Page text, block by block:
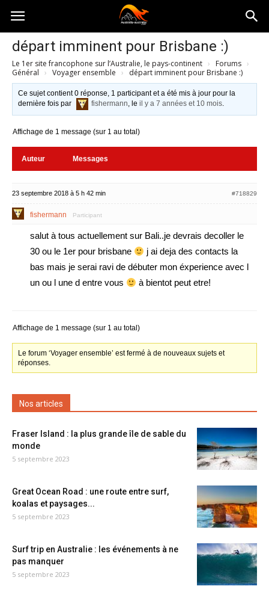
Australia-
australie.com
départ imminent pour Brisbane :)
Le 1er site francophone sur l’Australie, le pays-continent › Forums ›
Général › Voyager ensemble › départ imminent pour Brisbane :)
Ce sujet contient 0 réponse, 1 participant et a été mis à jour pour la
dernière fois par
fishermann, leil y a 7 années et 10 mois.
Affichage de 1 message (sur 1 au total)
Auteur Messages
23 septembre 2018 à 5 h 42 min #718829
fishermann Participant
salut à tous actuellement sur Bali..je devrais decoller le
30 ou le 1er pour brisbane
j ai deja des contacts la
bas mais je serai ravi de débuter mon éxperience avec l
un ou l une d entre vous
à bientot peut etre!
Affichage de 1 message (sur 1 au total)
Le forum ‘Voyager ensemble’ est fermé à de nouveaux sujets et
réponses.
Nos articles
Fraser Island : la plus grande île de sable du
monde
5 septembre 2023
Great Ocean Road : une route entre surf,
koalas et paysages...
5 septembre 2023
Surf trip en Australie : les événements à ne
pas manquer
5 septembre 2023